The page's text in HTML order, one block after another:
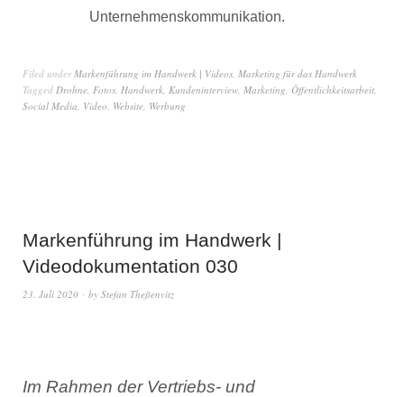
Unternehmenskommunikation.
Filed underMarkenführung im Handwerk | Videos, Marketing für das Handwerk
Tagged Drohne, Fotos, Handwerk, Kundeninterview, Marketing, Öffentlichkeitsarbeit,
Social Media, Video, Website, Werbung
Markenführung im Handwerk |
Videodokumentation 030
23. Juli 2020 by Stefan Theßenvitz
Im Rahmen der Vertriebs- und